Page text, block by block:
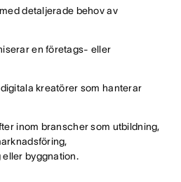
detaljerade behov av
en företags- eller
kreatörer som hanterar
inom branscher som utbildning,
byggnation.